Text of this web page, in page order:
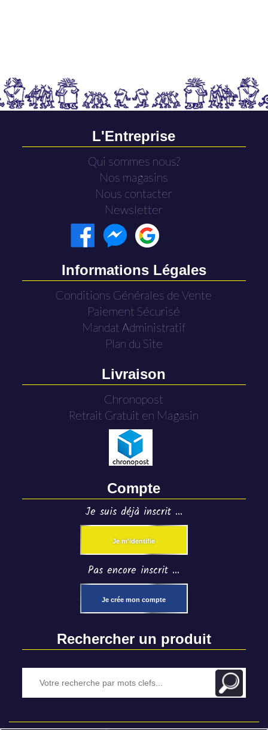
L'Entreprise
Qui sommes nous?
Nos magasins
Nous contacter
Newsletter
Informations Légales
Conditions Générales de Vente
Paiement Sécurisé
Mandat Administratif
Plan du Site
Livraison
Chronopost
Retrait Gratuit en Magasin
Compte
Je suis déjà inscrit ...
Je m'identifie
Pas encore inscrit ...
Je crée mon compte
Rechercher un produit